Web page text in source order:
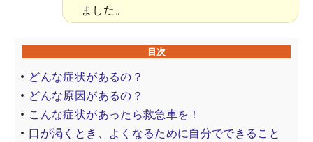
ました。
目次
どんな症状があるの？
どんな原因があるの？
こんな症状があったら救急車を！
口が渇くとき、よくなるために自分でできること